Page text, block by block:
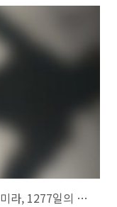
롭게 블로그를 리뉴얼
있는 정보를 전하는
니다.많은 관심과
귀엽
그것이 알고 싶다 1481회 그알 원룸 속 미라, 1277일의 미스터리 - 인천 3년 6개월 시신 은닉 사건